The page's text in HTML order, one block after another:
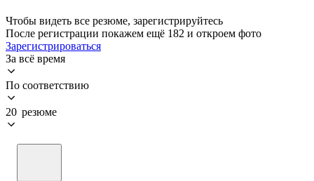
Чтобы видеть все резюме, зарегистрируйтесь
После регистрации покажем ещё 182 и откроем фото
Зарегистрироваться
За всё время
По соответствию
20 резюме